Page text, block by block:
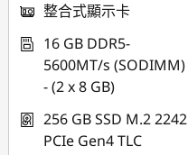
整合式顯示卡
16 GB DDR5-
5600MT/s (SODIMM)
- (2 x 8 GB)
256 GB SSD M.2 2242
PCIe Gen4 TLC